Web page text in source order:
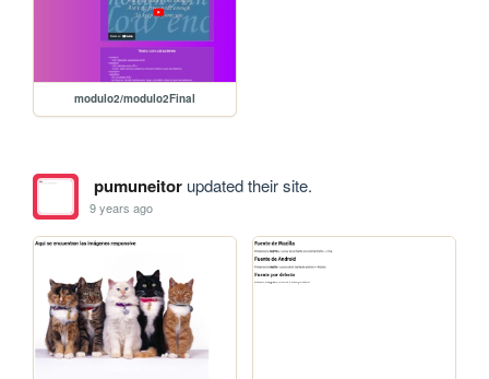
modulo2/modulo2Final
pumuneitorupdated their site.
9 years ago